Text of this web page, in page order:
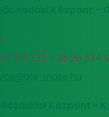
Központ -
518 327, +36 20 534